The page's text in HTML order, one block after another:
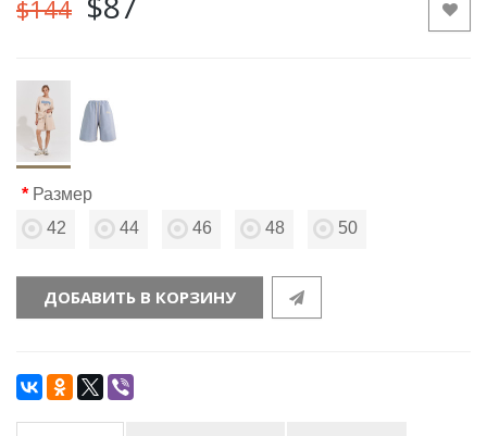
$144
Размер
42
44 46 48 50
ДОБАВИТЬ В КОРЗИНУ